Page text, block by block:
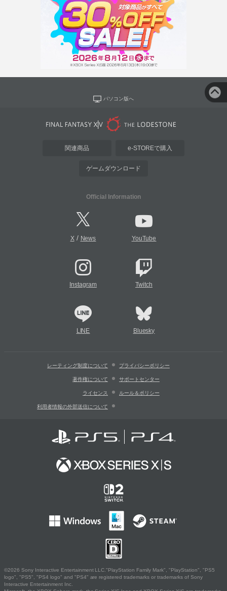
パソコン版へ
関連商品 e-STOREで購入
ゲームダウンロード
Official Information
X/ News YouTube
Instagram Twitch
LINE Bluesky
レーティング制度について プライバシーポリシー
著作権について サポートセンター
ライセンス ルール＆ポリシー
利用者情報の外部送信について
©2026 Sony Interactive Entertainment LLC."PlayStation Family Mark", "PlayStation", "PS5
logo", "PS5", "PS4 logo" and "PS4" are registered trademarks or trademarks of Sony
Interactive Entertainment Inc.